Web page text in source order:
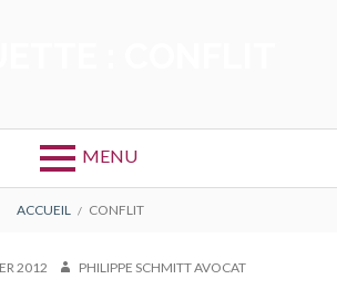
MENU
ACCUEIL CONFLIT
2012 AUTEURPHILIPPE SCHMITT AVOCAT